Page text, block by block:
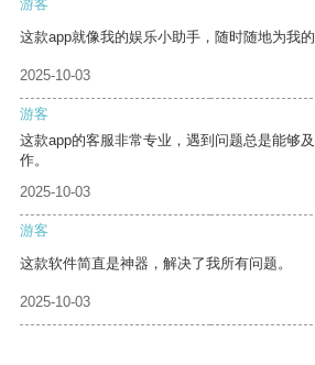
游客
这款app就像我的娱乐小助手，随时随地为我的
2025-10-03
游客
这款app的客服非常专业，遇到问题总是能够
作。
2025-10-03
游客
这款软件简直是神器，解决了我所有问题。
2025-10-03